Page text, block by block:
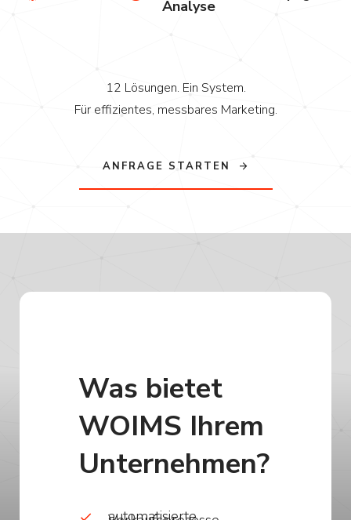
Analyse
12 Lösungen. Ein System.
Für effizientes, messbares Marketing.
ANFRAGE STARTEN
Was bietet
WOIMS Ihrem
Unternehmen?
automatisierte